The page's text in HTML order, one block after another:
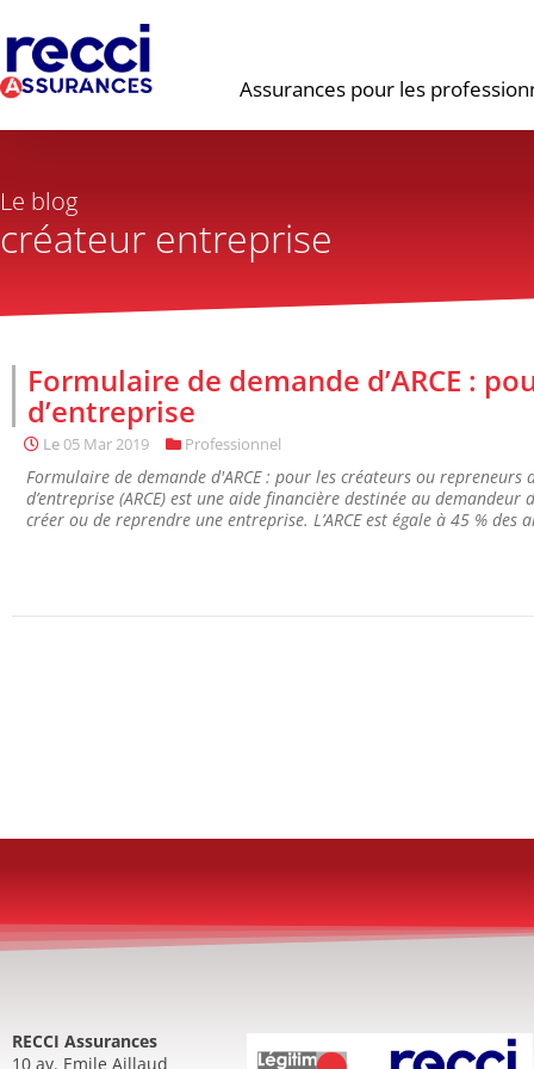
Assurances pour les
Le blog
créateur entreprise
Formulaire de demande d’ARCE :
d’entreprise
Le05 Mar 2019 Professionnel
Formulaire de demande d'ARCE : pour les créateurs ou
d’entreprise (ARCE) est une aide financière destinée au
créer ou de reprendre une entreprise. L’ARCE est égale à 45 % des
RECCI Assurances
10 av. Emile Aillaud